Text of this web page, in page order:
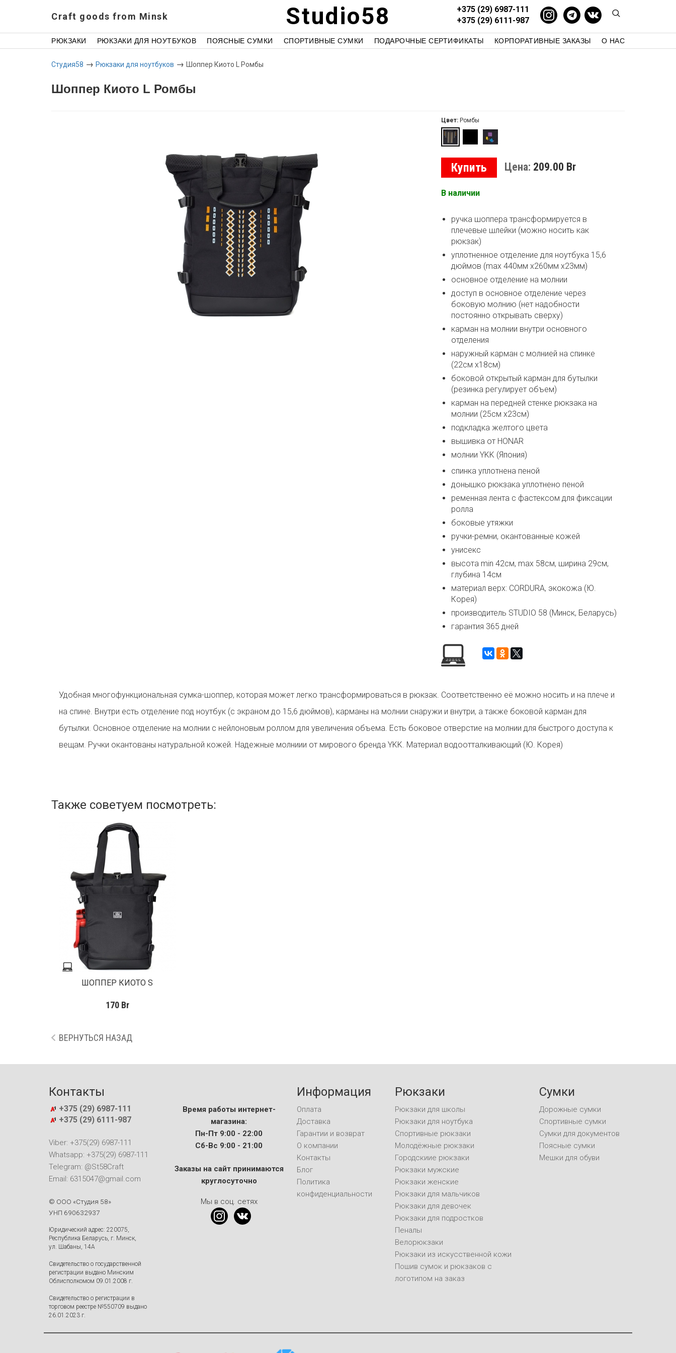
Craft goods from Minsk Studio58
+375 (29) 6987-111
+375 (29) 6111-987
РЮКЗАКИ РЮКЗАКИ ДЛЯ НОУТБУКОВ ПОЯСНЫЕ СУМКИ СПОРТИВНЫЕ СУМКИ ПОДАРОЧНЫЕ СЕРТИФИКАТЫ КОРПОРАТИВНЫЕ ЗАКАЗЫ О НАС
Студия58 → Рюкзаки для ноутбуков → Шоппер Киото L Ромбы
Шоппер Киото L Ромбы
Цвет: Ромбы
Купить Цена: 209.00 Br
В наличии
ручка шоппера трансформируется в
плечевые шлейки (можно носить как
рюкзак)
уплотненное отделение для ноутбука 15,6
дюймов (max 440мм x260мм x23мм)
основное отделение на молнии
доступ в основное отделение через
боковую молнию (нет надобности
постоянно открывать сверху)
карман на молнии внутри основного
отделения
наружный карман с молнией на спинке
(22см x18см)
боковой открытый карман для бутылки
(резинка регулирует объем)
карман на передней стенке рюкзака на
молнии (25см х23см)
подкладка желтого цвета
вышивка от HONAR
молнии YKK (Япония)
спинка уплотнена пеной
донышко рюкзака уплотнено пеной
ременная лента с фастексом для фиксации
ролла
боковые утяжки
ручки-ремни, окантованные кожей
унисекс
высота min 42см, max 58см, ширина 29см,
глубина 14см
материал верх: CORDURA, экокожа (Ю.
Корея)
производитель STUDIO 58 (Минск, Беларусь)
гарантия 365 дней
Удобная многофункциональная сумка-шоппер, которая может легко трансформироваться в рюкзак. Соответственно её можно носить и на плече и
на спине. Внутри есть отделение под ноутбук (с экраном до 15,6 дюймов), карманы на молнии снаружи и внутри, а также боковой карман для
бутылки. Основное отделение на молнии с нейлоновым роллом для увеличения объема. Есть боковое отверстие на молнии для быстрого доступа к
вещам. Ручки окантованы натуральной кожей. Надежные молниии от мирового бренда YKK. Материал водоотталкивающий (Ю. Корея)
Также советуем посмотреть:
ШОППЕР КИОТО S
170 Br
ВЕРНУТЬСЯ НАЗАД
Контакты
+375 (29) 6987-111
+375 (29) 6111-987
Viber: +375(29) 6987-111
Whatsapp: +375(29) 6987-111
Telegram: @St58Craft
Email: 6315047@gmail.com
© ООО «Студия 58»
УНП 690632937
Юридический адрес: 220075,
Республика Беларусь, г. Минск,
ул. Шабаны, 14А
Свидетельство о государственной
регистрации выдано Минским
Облисполкомом 09.01.2008 г.
Свидетельство о регистрации в
торговом реестре №550709 выдано
26.01.2023 г.
Время работы интернет-
магазина:
Пн-Пт 9:00 - 22:00
Сб-Вс 9:00 - 21:00
Заказы на сайт принимаются
круглосуточно
Мы в соц. сетях
Информация
Оплата
Доставка
Гарантии и возврат
О компании
Контакты
Блог
Политика
конфиденциальности
Рюкзаки
Рюкзаки для школы
Рюкзаки для ноутбука
Спортивные рюкзаки
Молодёжные рюкзаки
Городскиие рюкзаки
Рюкзаки мужские
Рюкзаки женские
Рюкзаки для мальчиков
Рюкзаки для девочек
Рюкзаки для подростков
Пеналы
Велорюкзаки
Рюкзаки из искусственной кожи
Пошив сумок и рюкзаков с
логотипом на заказ
Сумки
Дорожные сумки
Спортивные сумки
Сумки для документов
Поясные сумки
Мешки для обуви